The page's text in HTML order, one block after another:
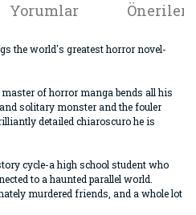
Yorumlar
the world's greatest horror novel-
of horror manga bends all his
solitary monster and the fouler
detailed chiaroscuro he is
cycle-a high school student who
to a haunted parallel world.
murdered friends, and a whole lot